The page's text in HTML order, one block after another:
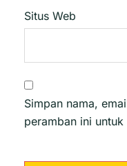
Situs Web
Simpan nama,
peramban ini